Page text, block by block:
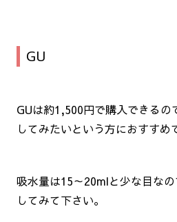
GU
GUは約1,500円で購入できるの
してみたいという方におすすめ
吸水量は15～20mlと少な目な
してみて下さい。